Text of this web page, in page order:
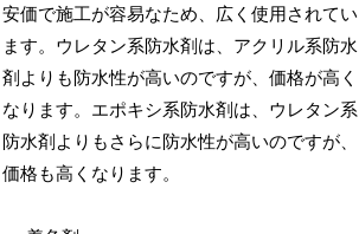
安価で施工が容易なため、広く使用されてい
ます。ウレタン系防水剤は、アクリル系防水
剤よりも防水性が高いのですが、価格が高く
なります。エポキシ系防水剤は、ウレタン系
防水剤よりもさらに防水性が高いのですが、
価格も高くなります。